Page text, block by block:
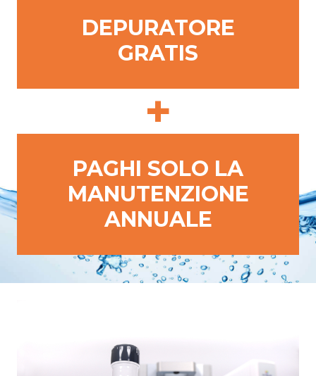
DEPURATORE
GRATIS
+
PAGHI SOLO LA
MANUTENZIONE
ANNUALE